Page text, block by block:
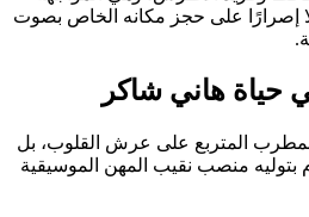
إصرارًا على حجز مكانه الخاص بصوت
حياة هاني شاكر
المتربع على عرش القلوب، بل
بتوليه منصب نقيب المهن الموسيقية